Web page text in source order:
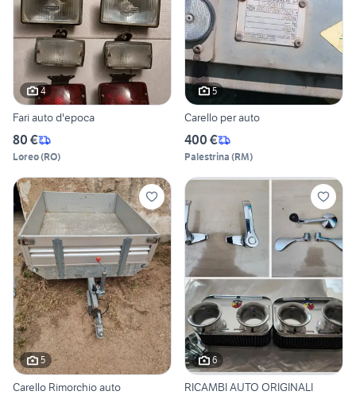
4
Fari auto d'epoca
80 €
Loreo(RO)
5
Carello per auto
400 €
Palestrina (RM)
5
Carello Rimorchio auto
6
RICAMBI AUTO ORIGINALI